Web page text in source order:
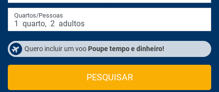
Quartos/Pessoas
1 quarto, 2 adultos
Quero incluir um voo Poupe tempo e dinheiro!
PESQUISAR